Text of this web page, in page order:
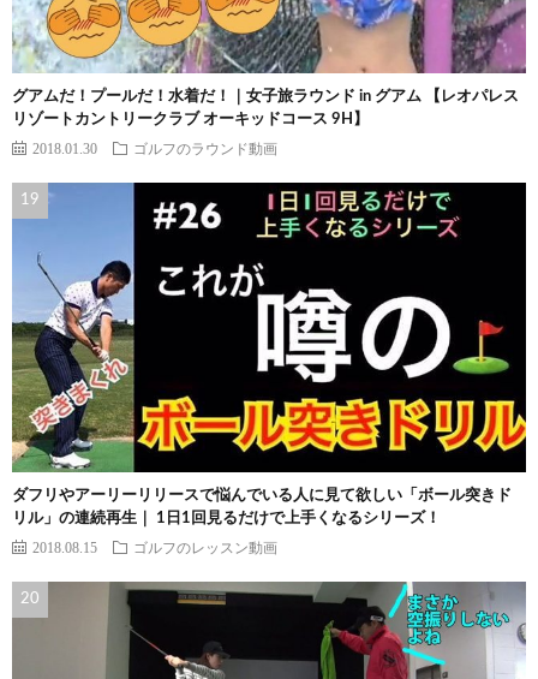
グアムだ！プールだ！水着だ！｜女子旅ラウンド in グアム 【レオパレス
リゾートカントリークラブ オーキッドコース 9H】
2018.01.30 ゴルフのラウンド動画
ダフリやアーリーリリースで悩んでいる人に見て欲しい「ボール突きド
リル」の連続再生｜ 1日1回見るだけで上手くなるシリーズ！
2018.08.15 ゴルフのレッスン動画